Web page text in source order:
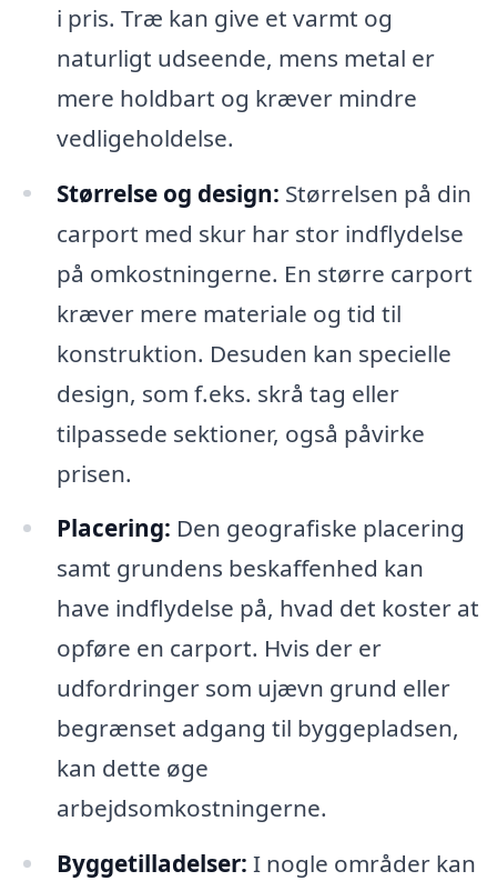
i pris. Træ kan give et varmt og
naturligt udseende, mens metal er
mere holdbart og kræver mindre
vedligeholdelse.
Størrelse og design: Størrelsen på din
carport med skur har stor indflydelse
på omkostningerne. En større carport
kræver mere materiale og tid til
konstruktion. Desuden kan specielle
design, som f.eks. skrå tag eller
tilpassede sektioner, også påvirke
prisen.
Placering: Den geografiske placering
samt grundens beskaffenhed kan
have indflydelse på, hvad det koster at
opføre en carport. Hvis der er
udfordringer som ujævn grund eller
begrænset adgang til byggepladsen,
kan dette øge
arbejdsomkostningerne.
Byggetilladelser: I nogle områder kan